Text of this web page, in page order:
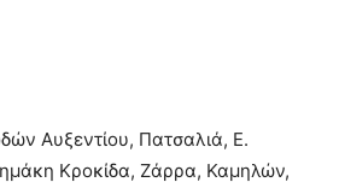
Αυξεντίου, Πατσαλιά, Ε.
Κροκίδα, Ζάρρα, Καμηλών,